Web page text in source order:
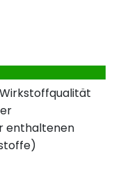
enthaltenen